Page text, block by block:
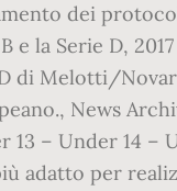
dei
e la Serie D,
di Melotti/
News
– Under 14 –
adatto per